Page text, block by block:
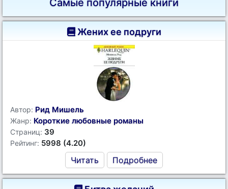
Самые популярные книги
Жених ее подруги
Автор: Рид Мишель
Жанр: Короткие любовные романы
Страниц: 39
Рейтинг: 5998 (4.20)
Читать Подробнее